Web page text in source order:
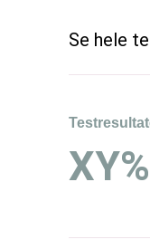
Se hele
XY%